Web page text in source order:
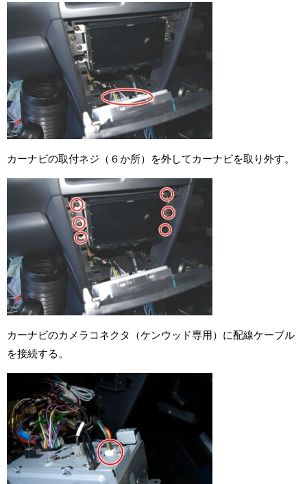
カーナビの取付ネジ（６か所）を外してカーナビを取り外す。
カーナビのカメラコネクタ（ケンウッド専用）に配線ケーブル
を接続する。